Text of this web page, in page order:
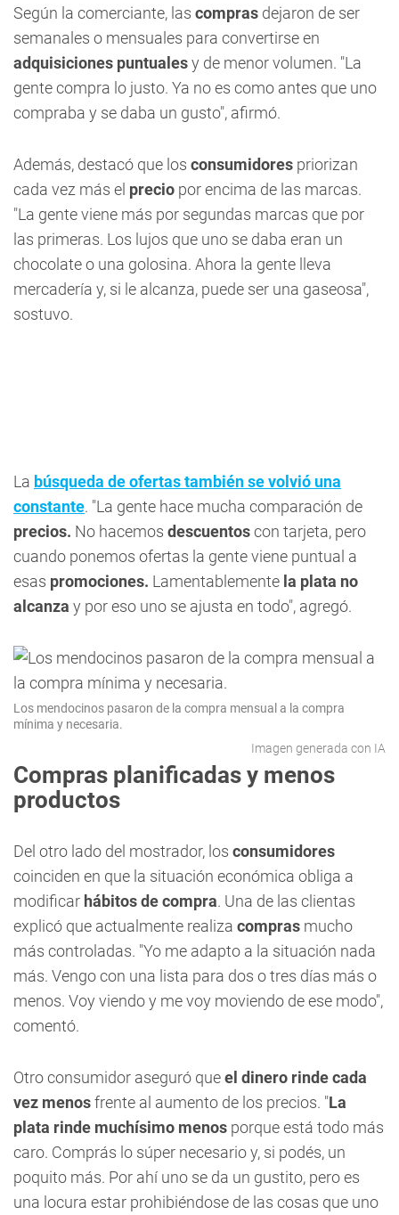
Según la comerciante, las compras dejaron de ser
semanales o mensuales para convertirse en
adquisiciones puntualesy de menor volumen. "La
gente compra lo justo. Ya no es como antes que uno
compraba y se daba un gusto", afirmó.
Además, destacó que los consumidores priorizan
cada vez más el precio por encima de las marcas.
"La gente viene más por segundas marcas que por
las primeras. Los lujos que uno se daba eran un
chocolate o una golosina. Ahora la gente lleva
mercadería y, si le alcanza, puede ser una gaseosa",
sostuvo.
La búsqueda de ofertas también se volvió una
constante. "La gente hace mucha comparación de
precios. No hacemos descuentoscon tarjeta, pero
cuando ponemos ofertas la gente viene puntual a
esas promociones. Lamentablemente la plata no
alcanza y por eso uno se ajusta en todo", agregó.
Los mendocinos pasaron de la compra mensual a la compra
mínima y necesaria.
Imagen generada con IA
Compras planificadas y menos
productos
Del otro lado del mostrador, los consumidores
coinciden en que la situación económica obliga a
modificar hábitos de compra. Una de las clientas
explicó que actualmente realiza compras mucho
más controladas. "Yo me adapto a la situación nada
más. Vengo con una lista para dos o tres días más o
menos. Voy viendo y me voy moviendo de ese modo",
comentó.
Otro consumidor aseguró queel dinero rinde cada
vez menosfrente al aumento de los precios. "La
plata rinde muchísimo menos porque está todo más
caro. Comprás lo súper necesario y, si podés, un
poquito más. Por ahí uno se da un gustito, pero es
una locura estar prohibiéndose de las cosas que uno